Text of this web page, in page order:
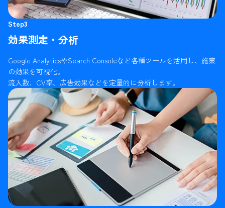
Step3
効果測定・分析
Google AnalyticsやSearch Consoleなど各種ツールを活用し、施策
の効果を可視化。
流入数、CV率、広告効果などを定量的に分析します。